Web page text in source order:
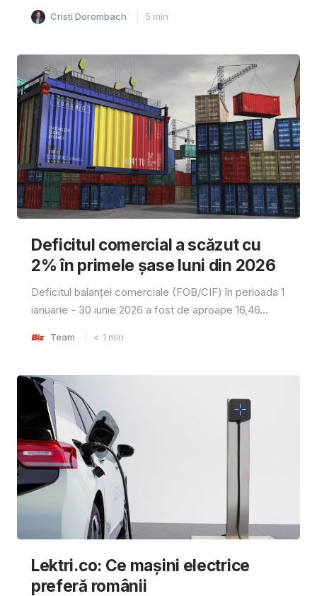
Cristi Dorombach 5 min
Deficitul comercial a scăzut cu
2% în primele șase luni din 2026
Deficitul balanței comerciale (FOB/CIF) în perioada 1
ianuarie - 30 iunie 2026 a fost de aproape 16,46...
Team < 1 min
Lektri.co: Ce mașini electrice
preferă românii